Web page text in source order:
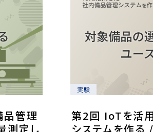
管理
測定し
実験
第2回 IoTを活
システムを作る